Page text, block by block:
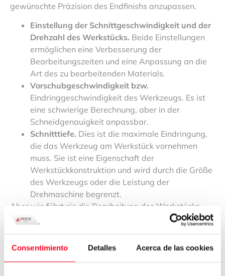
Consentimiento Detalles Acerca de las cookies
gewünschte Präzision des Endfinishs anzupassen.
Einstellung der Schnittgeschwindigkeit und der
Drehzahl des Werkstücks. Beide Einstellungen
ermöglichen eine Verbesserung der
Bearbeitungszeiten und eine Anpassung an die
Art des zu bearbeitenden Materials.
Vorschubgeschwindigkeit bzw.
Eindringgeschwindigkeit des Werkzeugs. Es ist
eine schwierige Berechnung, aber in der
Schneidgenauigkeit anpassbar.
Schnitttiefe. Dies ist die maximale Eindringung,
die das Werkzeug am Werkstück vornehmen
muss. Sie ist eine Eigenschaft der
Werkstückkonstruktion und wird durch die Größe
des Werkzeugs oder die Leistung der
Drehmaschine begrenzt.
Aber wie führt sie die Bearbeitung des Werkstücks
durch? Basierend auf den Parametern des
konfigurieren wir:
Die Bewegung der Werkzeuge.